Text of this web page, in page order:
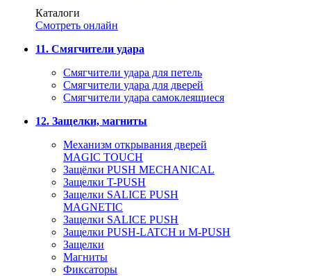
Каталоги
Смотреть онлайн
11. Смягчители удара
Смягчители удара для петель
Смягчители удара для дверей
Cмягчители удара самоклеящиеся
12. Защелки, магниты
Механизм открывания дверей
MAGIC TOUCH
Защёлки PUSH MECHANICAL
Защелки T-PUSH
Защелки SALICE PUSH
MAGNETIC
Защелки SALICE PUSH
Защелки PUSH-LATCH и M-PUSH
Защелки
Магниты
Фиксаторы